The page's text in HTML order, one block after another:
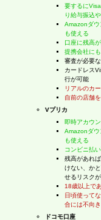
要するに
り給与振込
Amazonダウ
も使える
口座に残高
提携会社に
審査が必要
カードレス
行が可能
リアルのカ
自前の店舗
Vプリカ
即時アカウ
Amazonダウ
も使える
コンビニ払
残高があれ
けない、か
せるリスク
18歳以上で
日頃使って
合には不向き
ドコモ口座